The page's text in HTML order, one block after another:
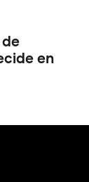
en